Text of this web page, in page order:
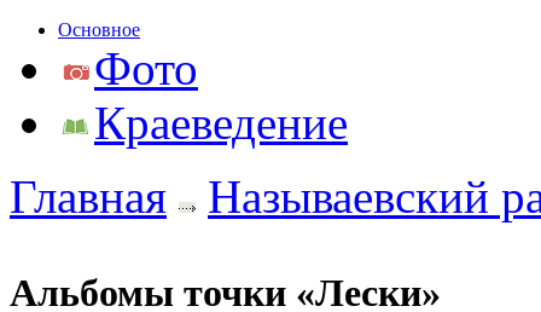
Основное
Фото
Краеведение
Главная
Называевский
Альбомы точки «Лески»